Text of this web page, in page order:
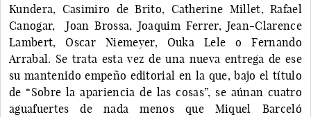
Kundera, Casimiro de Brito, Catherine Millet, Rafael
Canogar, Joan Brossa, Joaquim Ferrer, Jean-Clarence
Lambert, Oscar Niemeyer, Ouka Lele o Fernando
Arrabal. Se trata esta vez de una nueva entrega de ese
su mantenido empeño editorial en la que, bajo el título
de “Sobre la apariencia de las cosas”, se aúnan cuatro
aguafuertes de nada menos que Miquel Barceló